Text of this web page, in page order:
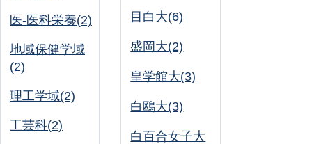
医-医科栄養(2)
地域保健学域
(2)
理工学域(2)
工芸科(2)
目白大(6)
盛岡大(2)
皇学館大(3)
白鴎大(3)
白百合女子大